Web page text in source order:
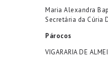
Maria Alexandra
Secretária da Cúria
Párocos
VIGARARIA DE